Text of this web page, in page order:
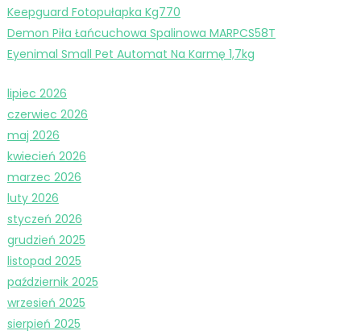
Keepguard Fotopułapka Kg770
Demon Piła Łańcuchowa Spalinowa MARPCS58T
Eyenimal Small Pet Automat Na Karmę 1,7kg
lipiec 2026
czerwiec 2026
maj 2026
kwiecień 2026
marzec 2026
luty 2026
styczeń 2026
grudzień 2025
listopad 2025
październik 2025
wrzesień 2025
sierpień 2025